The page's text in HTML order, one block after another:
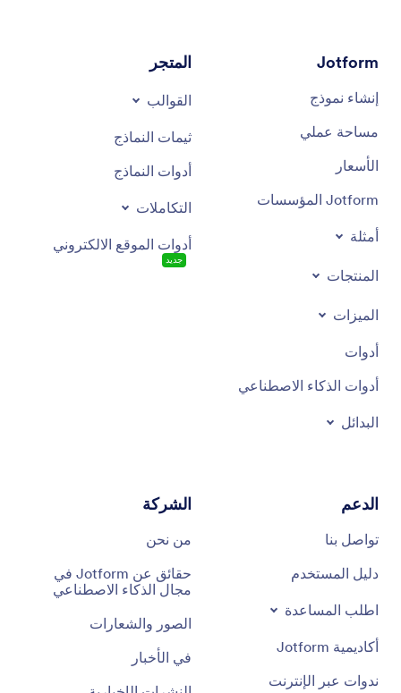
Jotform
إنشاء نموذج
مساحة عملي
الأسعار
Jotform المؤسسات
أمثلة
المنتجات
الميزات
أدوات
أدوات الذكاء الاصطناعي
البدائل
المتجر
القوالب
ثيمات النماذج
أدوات النماذج
التكاملات
أدوات الموقع الالكتروني
جديد
الدعم
تواصل بنا
دليل المستخدم
اطلب المساعدة
أكاديمية Jotform
ندوات عبر الإنترنت
الشركة
من نحن
حقائق عن Jotform في
مجال الذكاء الاصطناعي
الصور والشعارات
في الأخبار